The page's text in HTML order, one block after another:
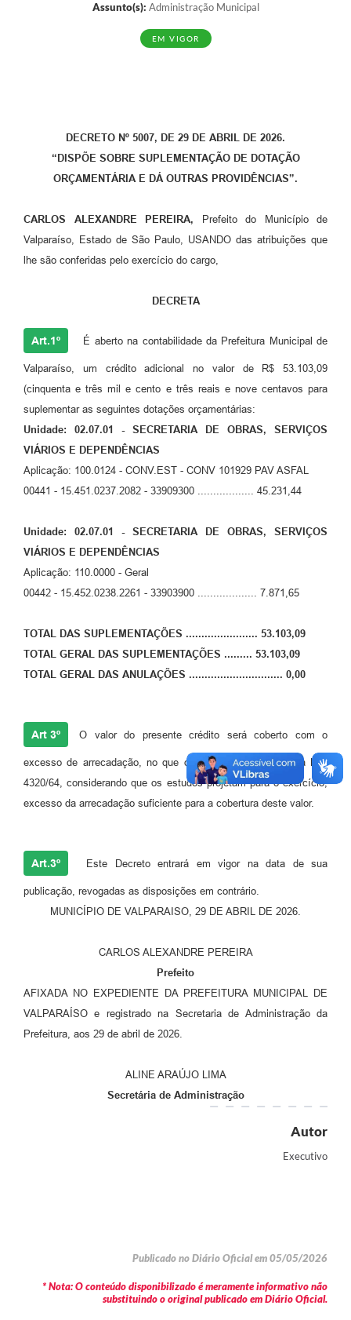
Leis Municipais Online
Contratos
Carta de Serviços
Galeria de Vídeos
Secretarias
Projetos
Contas Públicas
Links
Serviços Online
Telefones Úteis
Jornal
SIC
Notícias
Assunto(s): Administração Municipal
EM VIGOR
DECRETO Nº 5007, DE 29 DE ABRIL DE 2026.
“DISPÕE SOBRE SUPLEMENTAÇÃO DE DOTAÇÃO
ORÇAMENTÁRIA E DÁ OUTRAS PROVIDÊNCIAS”.
CARLOS ALEXANDRE PEREIRA,
Prefeito do Município de
Valparaíso, Estado de São Paulo, USANDO das atribuições que
lhe são conferidas pelo exercício do cargo,
DECRETA
Art.1º É aberto na contabilidade da Prefeitura Municipal de
Valparaíso, um crédito adicional no valor de R$ 53.103,09
(cinquenta e três mil e cento e três reais e nove centavos para
suplementar as seguintes dotações orçamentárias:
Unidade: 02.07.01 - SECRETARIA DE OBRAS, SERVIÇOS
VIÁRIOS E DEPENDÊNCIAS
Aplicação: 100.0124 - CONV.EST - CONV 101929 PAV ASFAL
00441 - 15.451.0237.2082 - 33909300 .................. 45.231,44
Unidade: 02.07.01 - SECRETARIA DE OBRAS, SERVIÇOS
VIÁRIOS E DEPENDÊNCIAS
Aplicação: 110.0000 - Geral
00442 - 15.452.0238.2261 - 33903900 ................... 7.871,65
TOTAL DAS SUPLEMENTAÇÕES ....................... 53.103,09
TOTAL GERAL DAS SUPLEMENTAÇÕES ......... 53.103,09
TOTAL GERAL DAS ANULAÇÕES .............................. 0,00
Art 3º O valor do presente crédito será coberto com o
excesso de arrecadação, no que dispõe o § 3ºdo Art.43,da L.F.
4320/64, considerando que os estudos projetam para o exercício,
excesso da arrecadação suficiente para a cobertura deste valor.
Art.3º Este Decreto entrará em vigor na data de sua
publicação, revogadas as disposições em contrário.
MUNICÍPIO DE VALPARAISO, 29 DE ABRIL DE 2026.
CARLOS ALEXANDRE PEREIRA
Prefeito
AFIXADA NO EXPEDIENTE DA PREFEITURA MUNICIPAL DE
VALPARAÍSO e registrado na Secretaria de Administração da
Prefeitura, aos 29 de abril de 2026.
ALINE ARAÚJO LIMA
Secretária de Administração
Autor
Executivo
Publicado no Diário Oficial em 05/05/2026
* Nota: O conteúdo disponibilizado é meramente informativo não
substituindo o original publicado em Diário Oficial.